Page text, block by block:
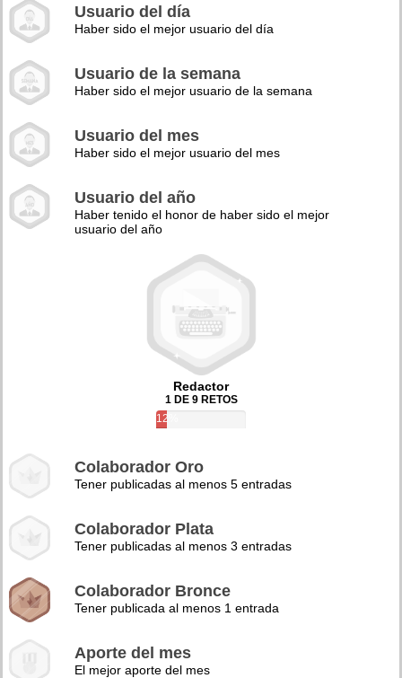
Usuario del día
Haber sido el mejor usuario del día
Usuario de la semana
Haber sido el mejor usuario de la semana
Usuario del mes
Haber sido el mejor usuario del mes
Usuario del año
Haber tenido el honor de haber sido el mejor
usuario del año
Redactor
1 DE 9 RETOS
12%
Colaborador Oro
Tener publicadas al menos 5 entradas
Colaborador Plata
Tener publicadas al menos 3 entradas
Colaborador Bronce
Tener publicada al menos 1 entrada
Aporte del mes
El mejor aporte del mes